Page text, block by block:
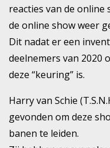
reacties van de online
de online show weer
Dit nadat er een
deelnemers van 2020
deze “keuring” is.
Harry van Schie
gevonden om deze
banen te leiden.